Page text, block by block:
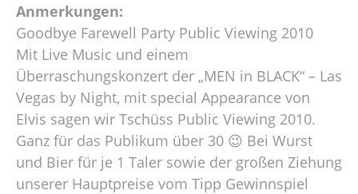
Anmerkungen:
Goodbye Farewell Party Public Viewing 2010
Mit Live Music und einem
Überraschungskonzert der „MEN in BLACK“ – Las
Vegas by Night, mit special Appearance von
Elvis sagen wir Tschüss Public Viewing 2010.
Ganz für das Publikum über 30 😉 Bei Wurst
und Bier für je 1 Taler sowie der großen Ziehung
unserer Hauptpreise vom Tipp Gewinnspiel